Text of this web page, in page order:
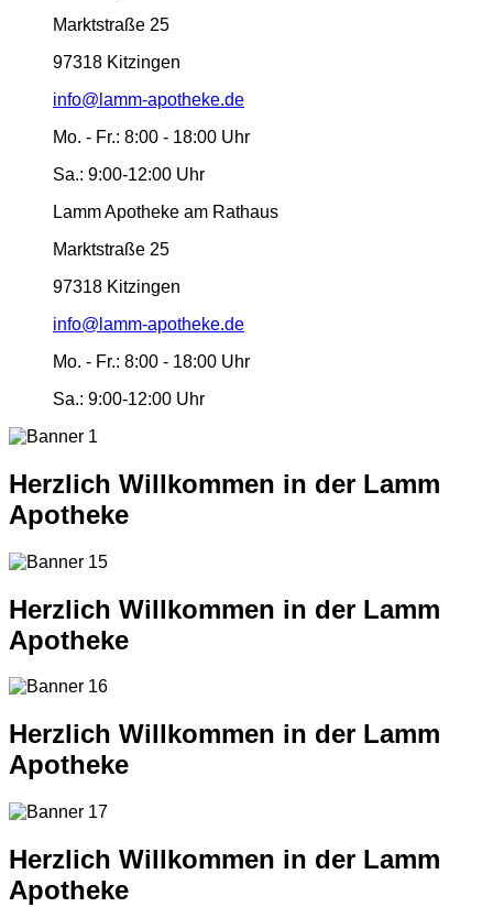
Marktstraße 25
97318 Kitzingen
info@lamm-apotheke.de
Mo. - Fr.: 8:00 - 18:00 Uhr
Sa.: 9:00-12:00 Uhr
Lamm Apotheke am Rathaus
Marktstraße 25
97318 Kitzingen
info@lamm-apotheke.de
Mo. - Fr.: 8:00 - 18:00 Uhr
Sa.: 9:00-12:00 Uhr
Herzlich Willkommen in der Lamm
Apotheke
Herzlich Willkommen in der Lamm
Apotheke
Herzlich Willkommen in der Lamm
Apotheke
Herzlich Willkommen in der Lamm
Apotheke